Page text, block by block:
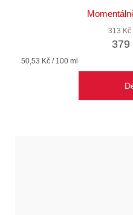
313 Kč
379
Měrná
50,53 Kč / 100 ml